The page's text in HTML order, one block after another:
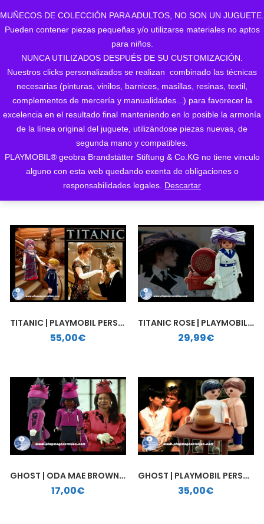
MUÑECOS DE COLECCIÓN PARA ADULTOS, NO SON UN JUGUETE.
Pueden contener piezas pequeñas y/o utilizarse materiales no aptos
para niños.
NUNCA UTILIZADOS DESPUÉS DE SU CUSTOMIZACIÓN.
Nuestros clicks personalizados se realizan combinado las técnicas
necesarias (pinturas, vinilos, barnices, masillas, resinas, textil,
complementos de mercería y manualidades...) para favorecer la
excelencia en el resultado final manteniendo en lo posible la armonía
de la línea original del juguete, utilizándose piezas nuevas, de
segunda mano y compatibles.
PLAYMOBIL® geobra Brandstätter Stiftung & Co.KG no tiene vinculo
alguno con esta web quedando exenta de obligaciones o
responsabilidades legales. Descartar
Mostrando los 4 resultadosOrdenado
los
ORDENAR POR LOS
ÚLTIMOS
TITANIC | PLAYMOBIL PERSONALIZADO
55,00€
TITANIC ROSE | PLAYMOBIL PERSONALIZADO
29,99€
GHOST | ODA MAE BROWN | PLAYMOBIL PERSONALIZADO
17,00€
GHOST | PLAYMOBIL PERSONALIZADO
35,00€